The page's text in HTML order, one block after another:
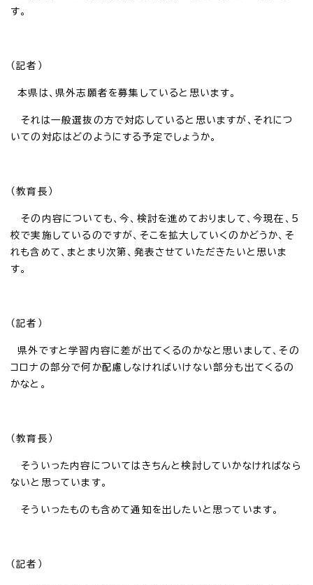
す。
（記者）
本県は、県外志願者を募集していると思います。
それは一般選抜の方で対応していると思いますが、それにつ
いての対応はどのようにする予定でしょうか。
（教育長）
その内容についても、今、検討を進めておりまして、今現在、5
校で実施しているのですが、そこを拡大していくのかどうか、そ
れも含めて、まとまり次第、発表させていただきたいと思いま
す。
（記者）
県外ですと学習内容に差が出てくるのかなと思いまして、その
コロナの部分で何か配慮しなければいけない部分も出てくるの
かなと。
（教育長）
そういった内容についてはきちんと検討していかなければなら
ないと思っています。
そういったものも含めて通知を出したいと思っています。
（記者）